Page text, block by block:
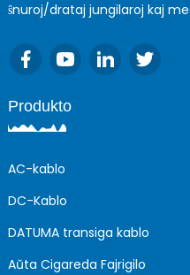
ŝnuroj/drataj jungilaroj kaj
Produkto
AC-kablo
DC-Kablo
DATUMA transiga kablo
Aŭta Cigareda Fajrigilo